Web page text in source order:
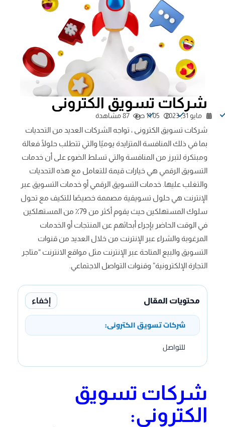
شركات تسويق الكترونى
مايو 31, 2023 11:05 ص 87 مشاهدة
شركات تسويق الكترونى ، تواجه الشركات العديد من التحديات
بما في ذلك المنافسة المتزايدة يوميًا والتي تتطلب حلولًا فعالة
ومبتكرة لتبرز من المنافسة والتي تسلط الضوء على أن خدمات
التسويق الرقمي هي خيارات قيمة للتعامل مع هذه التحديات
والتغلب عليها. خدمات التسويق الرقمي أو خدمات التسويق عبر
الإنترنت هي حلول تسويقية مصممة خصيصًا للتكيف مع تحول
سلوك المستهلكين حيث يقوم أكثر من 79٪ من المستهلكين
في الوقت الحاضر بإجراء أبحاثهم عن المنتجات أو الخدمات
المرغوبة والشراء عبر الإنترنت من خلال العديد من قنوات
التسويق والبيع المتاحة عبر الإنترنت مثل مواقع الانترنت “متاجر
التجارة الإلكترونية” وقنوات التواصل الاجتماعي.
محتويات المقال إخفاء
شركات تسويق الكترونى:
للتواصل
شركات تسويق
الكترونى: